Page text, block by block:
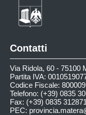
Contatti
Via Ridola, 60 - 75100
Partita IVA:
Codice Fiscale:
Telefono: (+39) 0835
Fax: (+39) 0835 312871
PEC: